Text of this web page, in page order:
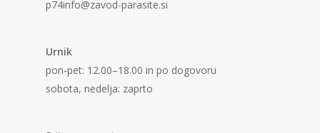
p74info@zavod-parasite.si
Urnik
pon-pet: 12.00–18.00 in po dogovoru
sobota, nedelja: zaprto